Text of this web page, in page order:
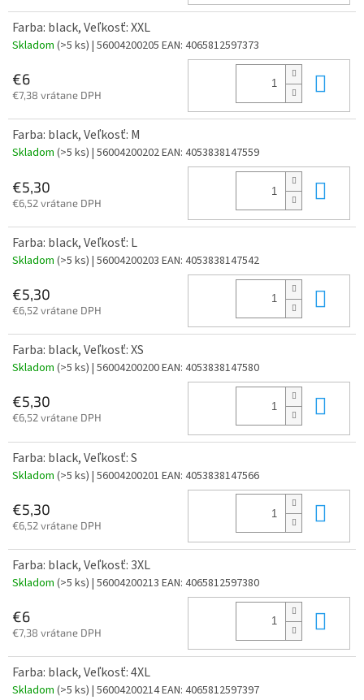
Farba: black, Veľkosť: XXL
Skladom (>5 ks) | 56004200205 EAN: 4065812597373
€6
€7,38 vrátane DPH
Farba: black, Veľkosť: M
Skladom (>5 ks) | 56004200202EAN: 4053838147559
€5,30
€6,52 vrátane DPH
Farba: black, Veľkosť: L
Skladom (>5 ks) | 56004200203 EAN: 4053838147542
€5,30
€6,52 vrátane DPH
Farba: black, Veľkosť: XS
Skladom (>5 ks) | 56004200200EAN: 4053838147580
€5,30
€6,52 vrátane DPH
Farba: black, Veľkosť: S
Skladom (>5 ks) | 56004200201 EAN: 4053838147566
€5,30
€6,52 vrátane DPH
Farba: black, Veľkosť: 3XL
Skladom (>5 ks) | 56004200213 EAN: 4065812597380
€6
€7,38 vrátane DPH
Farba: black, Veľkosť: 4XL
Skladom (>5 ks) | 56004200214EAN: 4065812597397